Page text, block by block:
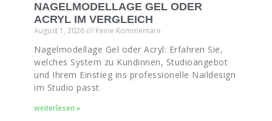
NAGELMODELLAGE GEL ODER
ACRYL IM VERGLEICH
August 1, 2026 Keine Kommentare
Nagelmodellage Gel oder Acryl: Erfahren Sie,
welches System zu Kundinnen, Studioangebot
und Ihrem Einstieg ins professionelle Naildesign
im Studio passt.
weiterlesen »